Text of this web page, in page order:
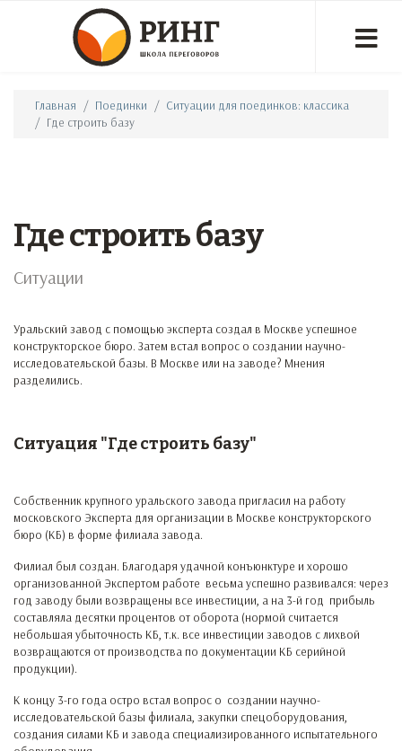
Главная Поединки
Ситуации для поединков: классика
Где строить базу
Где строить базу
Ситуации
Уральский завод с помощью эксперта создал в Москве успешное
конструкторское бюро. Затем встал вопрос о создании научно-
исследовательской базы. В Москве или на заводе? Мнения
разделились.
Ситуация "Где строить базу"
Собственник крупного уральского завода пригласил на работу
московского Эксперта для организации в Москве конструкторского
бюро (КБ) в форме филиала завода.
Филиал был создан. Благодаря удачной конъюнктуре и хорошо
организованной Экспертом работе весьма успешно развивался: через
год заводу были возвращены все инвестиции, а на 3-й год прибыль
составляла десятки процентов от оборота (нормой считается
небольшая убыточность КБ, т.к. все инвестиции заводов с лихвой
возвращаются от производства по документации КБ серийной
продукции).
К концу 3-го года остро встал вопрос о создании научно-
исследовательской базы филиала, закупки спецоборудования,
создания силами КБ и завода специализированного испытательного